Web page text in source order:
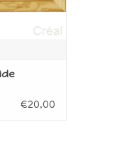
€20,00